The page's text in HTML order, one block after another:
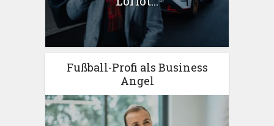
Fußball-Profi als Business
Angel